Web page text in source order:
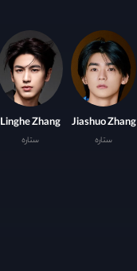
Jiashuo Zhang
ستاره
Linghe Zhang
ستاره